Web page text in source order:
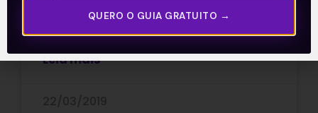
conquistado
Leia mais
QUERO O GUIA GRATUITO →